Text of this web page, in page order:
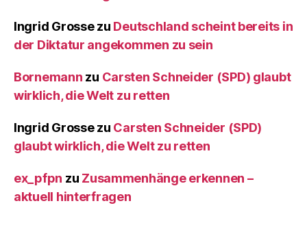
Ingrid Grossezu Deutschland scheint bereits in
der Diktatur angekommen zu sein
Bornemann zu Carsten Schneider (SPD) glaubt
wirklich, die Welt zu retten
Ingrid Grossezu Carsten Schneider (SPD)
glaubt wirklich, die Welt zu retten
ex_pfpn zu Zusammenhänge erkennen –
aktuell hinterfragen